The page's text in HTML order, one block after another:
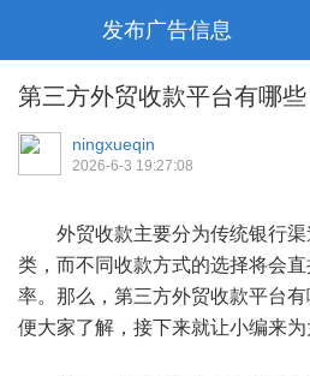
发布广告信息
第三方外贸收款平台有哪
ningxueqin
2026-6-3 19:27:08
外贸收款主要分为‌传统银行渠
类，而不同收款方式的选择将会
率。那么，第三方外贸收款平台
便大家了解，接下来就让小编来为